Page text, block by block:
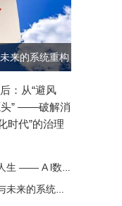
来的系统重构
：从“避风
头” ——破解消
时代”的治理
八大核心能力，助你掌控复杂人生 —— A l数字化时代“人生八力”模型深度拆解
春秋假：一场关乎成长、陪伴与未来的系统重构